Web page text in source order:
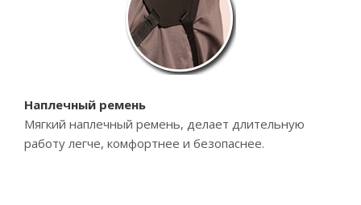
Наплечный ремень
Мягкий наплечный ремень, делает длительную
работу легче, комфортнее и безопаснее.